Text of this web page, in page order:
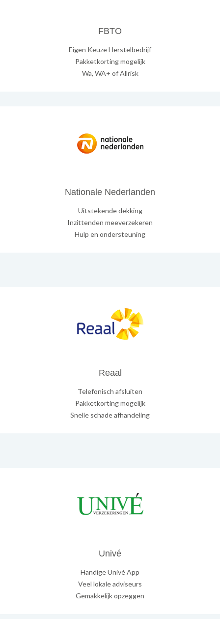
FBTO
Eigen Keuze Herstelbedrijf
Pakketkorting mogelijk
Wa, WA+ of Allrisk
Nationale Nederlanden
Uitstekende dekking
Inzittenden meeverzekeren
Hulp en ondersteuning
Reaal
Telefonisch afsluiten
Pakketkorting mogelijk
Snelle schade afhandeling
Univé
Handige Univé App
Veel lokale adviseurs
Gemakkelijk opzeggen